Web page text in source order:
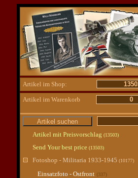
Artikel im Shop:
Artikel im Warenkorb 0
Artikel mit Preisvorschlag (13503)
Send Your best price (13503)
Fotoshop - Militaria 1933-1945 (10177)
Einsatzfoto - Ostfront (337)